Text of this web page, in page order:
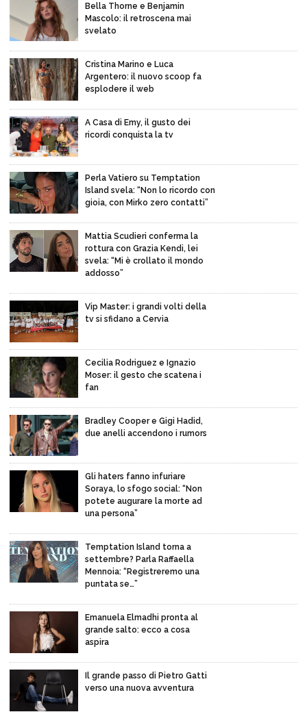
Bella Thorne e Benjamin
Mascolo: il retroscena mai
svelato
Cristina Marino e Luca
Argentero: il nuovo scoop fa
esplodere il web
A Casa di Emy, il gusto dei
ricordi conquista la tv
Perla Vatiero su Temptation
Island svela: “Non lo ricordo con
gioia, con Mirko zero contatti”
Mattia Scudieri conferma la
rottura con Grazia Kendi, lei
svela: “Mi è crollato il mondo
addosso”
Vip Master: i grandi volti della
tv si sfidano a Cervia
Cecilia Rodriguez e Ignazio
Moser: il gesto che scatena i
fan
Bradley Cooper e Gigi Hadid,
due anelli accendono i rumors
Gli haters fanno infuriare
Soraya, lo sfogo social: “Non
potete augurare la morte ad
una persona”
Temptation Island torna a
settembre? Parla Raffaella
Mennoia: “Registreremo una
puntata se…”
Emanuela Elmadhi pronta al
grande salto: ecco a cosa
aspira
Il grande passo di Pietro Gatti
verso una nuova avventura